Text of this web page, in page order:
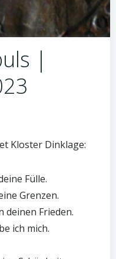
|
Kloster Dinklage:
Fülle.
Grenzen.
deinen Frieden.
ich mich.